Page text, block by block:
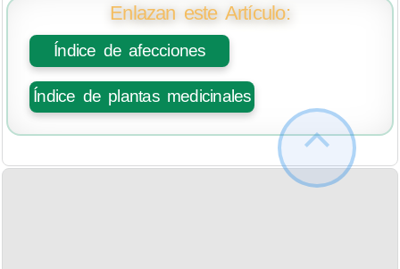
Enlazan este Artículo:
Índice de afecciones
Índice de plantas medicinales